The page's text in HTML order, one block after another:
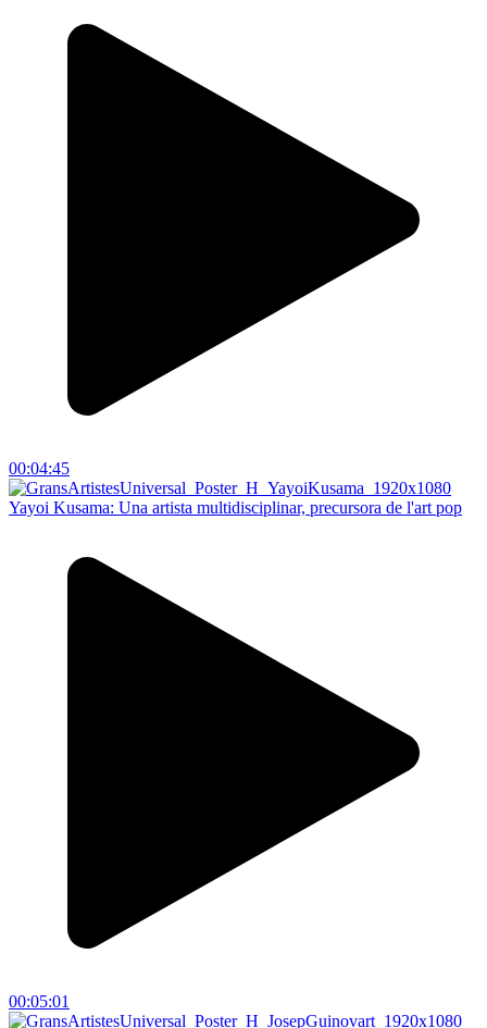
00:04:45
Yayoi Kusama: Una artista multidisciplinar, precursora de l'art pop
00:05:01